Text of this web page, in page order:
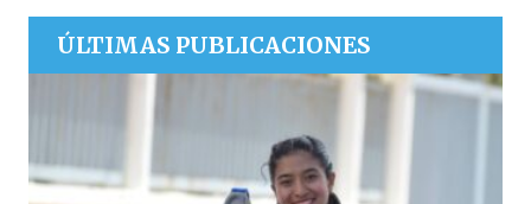
ÚLTIMAS PUBLICACIONES